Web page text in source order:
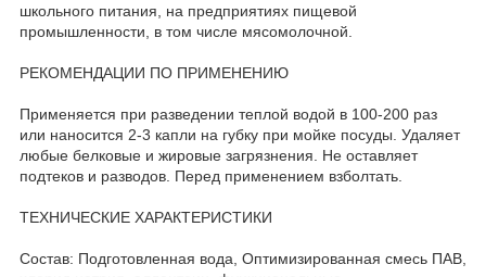
школьного питания, на предприятиях пищевой
промышленности, в том числе мясомолочной.
РЕКОМЕНДАЦИИ ПО ПРИМЕНЕНИЮ
Применяется при разведении теплой водой в 100-200 раз
или наносится 2-3 капли на губку при мойке посуды. Удаляет
любые белковые и жировые загрязнения. Не оставляет
подтеков и разводов. Перед применением взболтать.
ТЕХНИЧЕСКИЕ ХАРАКТЕРИСТИКИ
Состав: Подготовленная вода, Оптимизированная смесь ПАВ,